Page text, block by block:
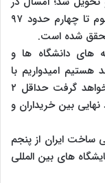
یک بازه یک ساله در بین برپایی نمایشگاه سوم تا چهارم حدود ۹۷
شده است.
های دانشگاه ها و
آن ها در ردیف بودجه ۹۵ شاهد هستیم امیدواریم با
تخفیف های بهتر و مناسب تری که صورت خواهد گرفت حداقل ۲
بین خریداران و
ساخت ایران از پنجم
های بین المللی